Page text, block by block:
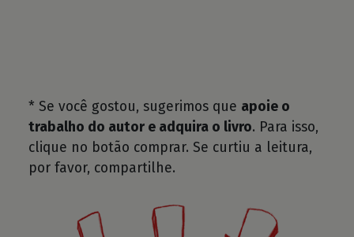
* Se você gostou, sugerimos que apoie o
trabalho do autor e adquira o livro. Para isso,
clique no botão comprar. Se curtiu a leitura,
por favor, compartilhe.